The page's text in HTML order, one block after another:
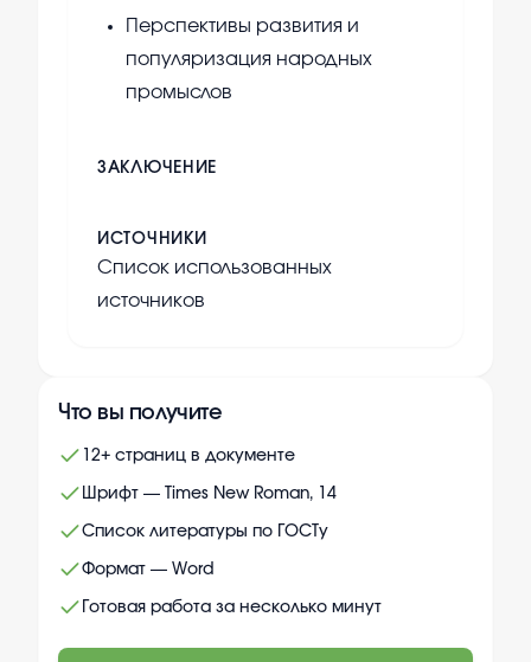
Перспективы развития и
популяризация народных
промыслов
ЗАКЛЮЧЕНИЕ
ИСТОЧНИКИ
Список использованных
источников
Что вы получите
12+ страниц в документе
Шрифт — Times New Roman, 14
Список литературы по ГОСТу
Формат — Word
Готовая работа за несколько минут